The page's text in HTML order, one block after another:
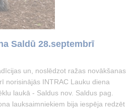
Saldū 28.septembrī
un, noslēdzot ražas novākšanas
norisinājās INTRAC Lauku diena
laukā - Saldus nov. Saldus pag.
lauksaimniekiem bija iespēja redzēt